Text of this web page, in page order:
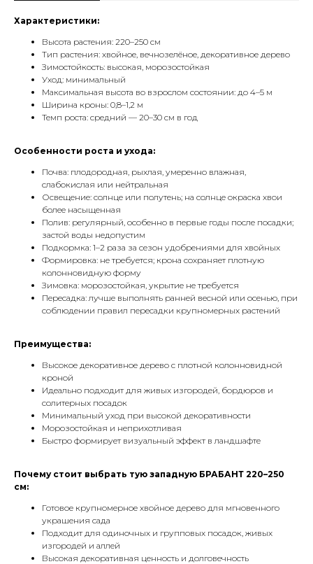
Характеристики:
Высота растения: 220–250 см
Тип растения: хвойное, вечнозелёное, декоративное дерево
Зимостойкость: высокая, морозостойкая
Уход: минимальный
Максимальная высота во взрослом состоянии: до 4–5 м
Ширина кроны: 0,8–1,2 м
Темп роста: средний — 20–30 см в год
Особенности роста и ухода:
Почва: плодородная, рыхлая, умеренно влажная,
слабокислая или нейтральная
Освещение: солнце или полутень; на солнце окраска хвои
более насыщенная
Полив: регулярный, особенно в первые годы после посадки;
застой воды недопустим
Подкормка: 1–2 раза за сезон удобрениями для хвойных
Формировка: не требуется; крона сохраняет плотную
колонновидную форму
Зимовка: морозостойкая, укрытие не требуется
Пересадка: лучше выполнять ранней весной или осенью, при
соблюдении правил пересадки крупномерных растений
Преимущества:
Высокое декоративное дерево с плотной колонновидной
кроной
Идеально подходит для живых изгородей, бордюров и
солитерных посадок
Минимальный уход при высокой декоративности
Морозостойкая и неприхотливая
Быстро формирует визуальный эффект в ландшафте
Почему стоит выбрать тую западную БРАБАНТ 220–250
см:
Готовое крупномерное хвойное дерево для мгновенного
украшения сада
Подходит для одиночных и групповых посадок, живых
изгородей и аллей
Высокая декоративная ценность и долговечность